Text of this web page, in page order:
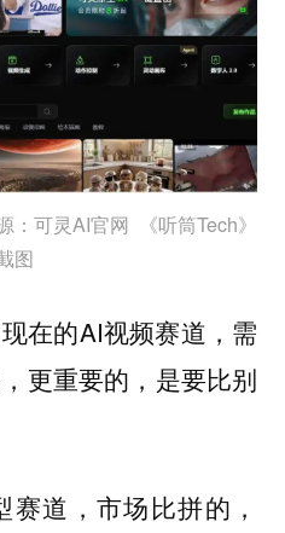
可灵AI官网 《听筒Tech》
图
在的AI视频赛道，需
更重要的，是要比别
道，市场比拼的，